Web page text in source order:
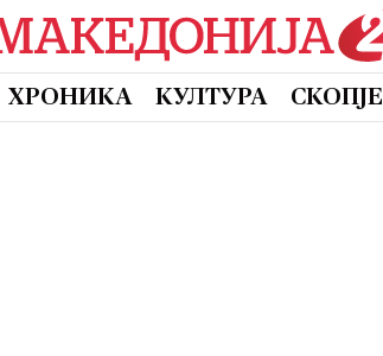
ХРОНИКА КУЛТУРА СКОПЈЕ